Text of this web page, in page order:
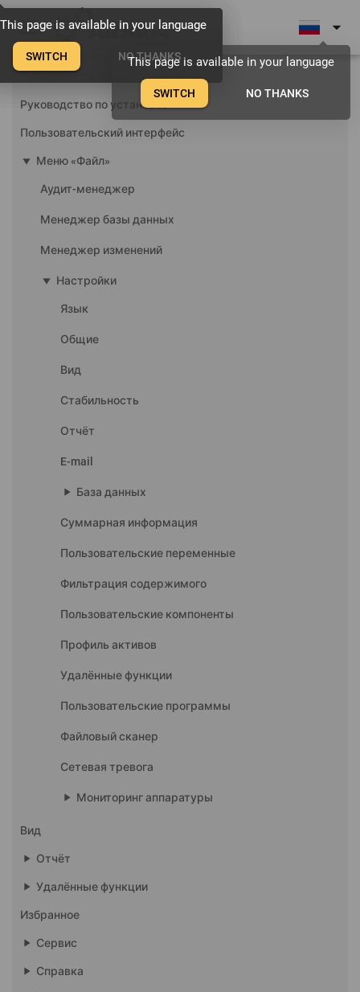
menu arrow_drop_down
Руководство пользователя AIDA64
Руководство по установке
Пользовательский интерфейс
play_arrow Меню «Файл»
Аудит-менеджер
Менеджер базы данных
Менеджер изменений
play_arrow Настройки
Язык
Общие
Вид
Стабильность
Отчёт
E-mail
play_arrow База данных
Суммарная информация
Пользовательские переменные
Фильтрация содержимого
Пользовательские компоненты
Профиль активов
Удалённые функции
Пользовательские программы
Файловый сканер
Сетевая тревога
play_arrow Мониторинг аппаратуры
Вид
play_arrow Отчёт
play_arrow Удалённые функции
Избранное
play_arrow Сервис
play_arrow Справка
This page is available in your language
SWITCH NO THANKS
This page is available in your language
SWITCH NO THANKS
This page is available in your language
SWITCH NO THANKS
This page is available in your language
SWITCH NO THANKS